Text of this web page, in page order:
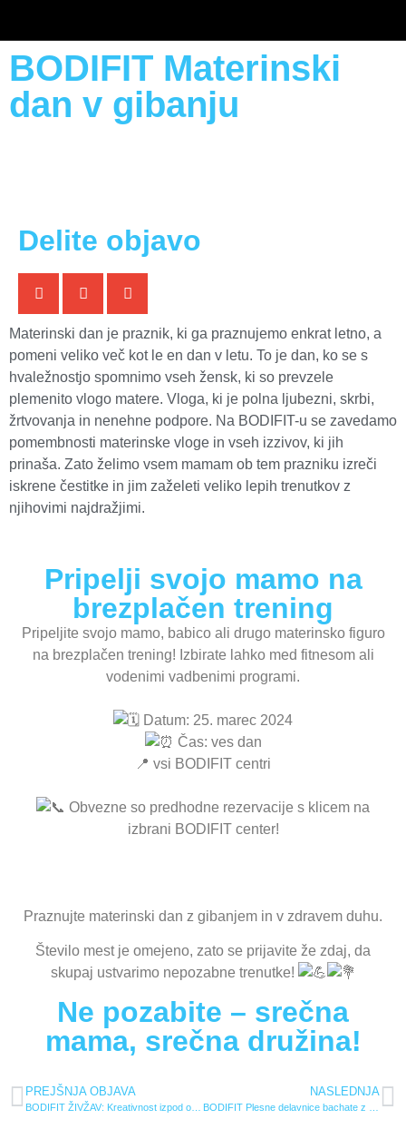
BODIFIT Materinski
dan v gibanju
Delite objavo
Materinski dan je praznik, ki ga praznujemo enkrat letno, a
pomeni veliko več kot le en dan v letu. To je dan, ko se s
hvaležnostjo spomnimo vseh žensk, ki so prevzele
plemenito vlogo matere. Vloga, ki je polna ljubezni, skrbi,
žrtvovanja in nenehne podpore. Na BODIFIT-u se zavedamo
pomembnosti materinske vloge in vseh izzivov, ki jih
prinaša. Zato želimo vsem mamam ob tem prazniku izreči
iskrene čestitke in jim zaželeti veliko lepih trenutkov z
njihovimi najdražjimi.
Pripelji svojo mamo na
brezplačen trening
Pripeljite svojo mamo, babico ali drugo materinsko figuro
na brezplačen trening! Izbirate lahko med fitnesom ali
vodenimi vadbenimi programi.
Datum: 25. marec 2024
Čas: ves dan
📍 vsi BODIFIT centri
Obvezne so predhodne rezervacije s klicem na
izbrani BODIFIT center!
Praznujte materinski dan z gibanjem in v zdravem duhu.
Število mest je omejeno, zato se prijavite že zdaj, da
skupaj ustvarimo nepozabne trenutke!
Ne pozabite – srečna
mama, srečna družina!
PREJŠNJA OBJAVA NASLEDNJA